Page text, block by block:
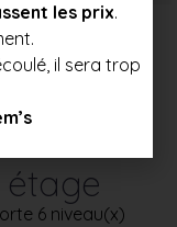
6 niveau(x)
les prix.
il sera trop